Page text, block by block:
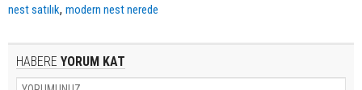
nest satılık, modern nest nerede
HABERE YORUM KAT